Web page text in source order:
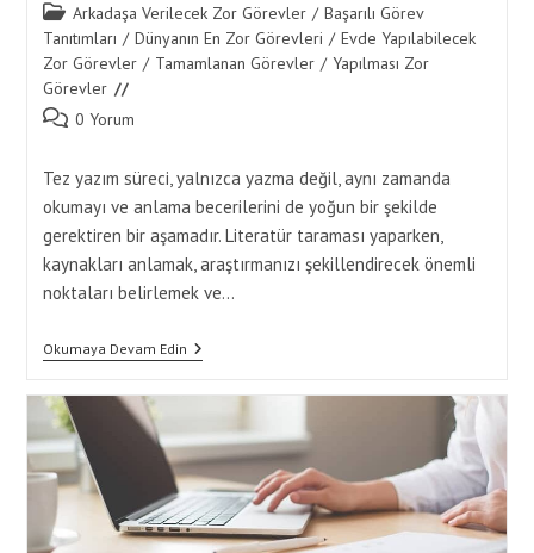
Post
category:
Arkadaşa Verilecek Zor Görevler / Başarılı Görev
Tanıtımları / Dünyanın En Zor Görevleri / Evde Yapılabilecek
Zor Görevler / Tamamlanan Görevler / Yapılması Zor
Görevler
Post 0 Yorum
Tez yazım süreci, yalnızca yazma değil, aynı zamanda
okumayı ve anlama becerilerini de yoğun bir şekilde
gerektiren bir aşamadır. Literatür taraması yaparken,
kaynakları anlamak, araştırmanızı şekillendirecek önemli
noktaları belirlemek ve…
Okumaya Devam EdinTez
Ve
Anlama
Teknikleri
Süreci
Tamamlama